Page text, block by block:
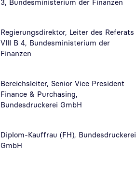
3, Bundesministerium der Finanzen
Regierungsdirektor, Leiter des Referats
VIII B 4, Bundesministerium der
Finanzen
Bereichsleiter, Senior Vice President
Finance & Purchasing,
Bundesdruckerei GmbH
Diplom-Kauffrau (FH), Bundesdruckerei
GmbH